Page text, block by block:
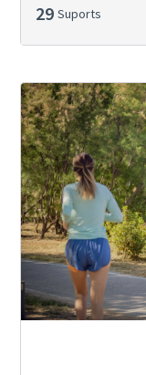
29 Suports